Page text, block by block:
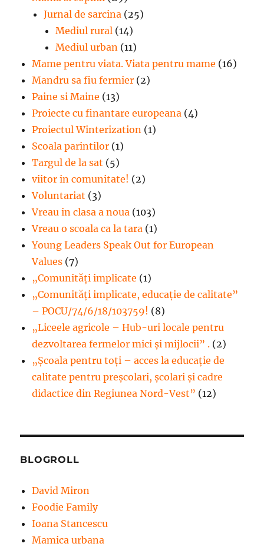
Jurnal de sarcina (25)
Mediul rural (14)
Mediul urban (11)
Mame pentru viata. Viata pentru mame (16)
Mandru sa fiu fermier (2)
Paine si Maine (13)
Proiecte cu finantare europeana (4)
Proiectul Winterization (1)
Scoala parintilor (1)
Targul de la sat (5)
viitor in comunitate! (2)
Voluntariat (3)
Vreau in clasa a noua (103)
Vreau o scoala ca la tara (1)
Young Leaders Speak Out for European
Values (7)
„Comunități implicate (1)
„Comunități implicate, educație de calitate”
– POCU/74/6/18/103759! (8)
„Liceele agricole – Hub-uri locale pentru
dezvoltarea fermelor mici şi mijlocii” . (2)
„Școala pentru toți – acces la educație de
calitate pentru preșcolari, școlari și cadre
didactice din Regiunea Nord-Vest” (12)
BLOGROLL
David Miron
Foodie Family
Ioana Stancescu
Mamica urbana